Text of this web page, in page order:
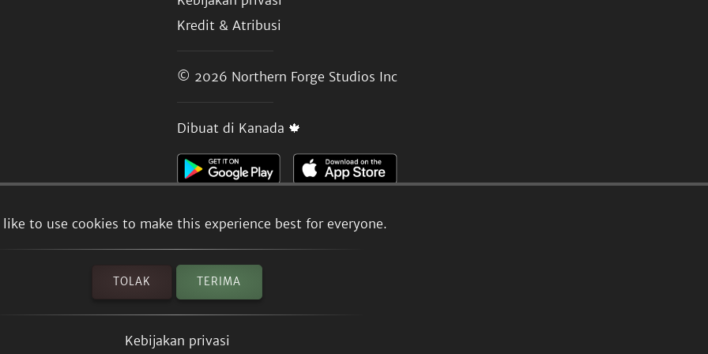
to use cookies to make this experience best for everyone.
TOLAK TERIMA
Kebijakan privasi
Kredit & Atribusi
© 2026 Northern Forge Studios Inc
Dibuat di Kanada 🍁